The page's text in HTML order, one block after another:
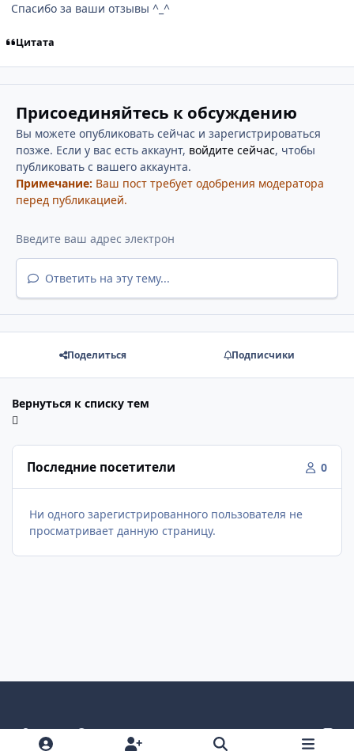
Спасибо за ваши отзывы ^_^
Цитата
Присоединяйтесь к обсуждению
Вы можете опубликовать сейчас и зарегистрироваться
позже. Если у вас есть аккаунт, войдите сейчас, чтобы
публиковать с вашего аккаунта.
Примечание: Ваш пост требует одобрения модератора
перед публикацией.
Ответить на эту тему...
Поделиться Подписчики
Вернуться к списку тем
Последние посетители 0
Ни одного зарегистрированного пользователя не
просматривает данную страницу.
Светлый режим
Темный режим
Как в системе
v
k